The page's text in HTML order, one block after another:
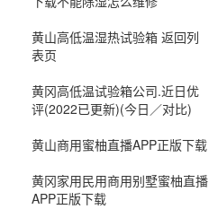
黄山高低温湿热试验箱 返回列
表页
黄冈高低温试验箱公司.近日优
评(2022已更新)(今日／对比)
黄山商用蜜柚直播APP正版下载
黄冈家用民用商用别墅蜜柚直播
APP正版下载